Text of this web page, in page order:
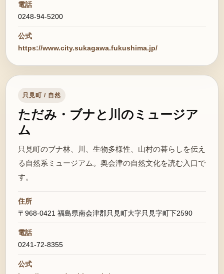
電話
0248-94-5200
公式
https://www.city.sukagawa.fukushima.jp/
只見町 / 自然
ただみ・ブナと川のミュージア
ム
只見町のブナ林、川、生物多様性、山村の暮らしを伝え
る自然系ミュージアム。奥会津の自然文化を読む入口で
す。
住所
〒968-0421 福島県南会津郡只見町大字只見字町下2590
電話
0241-72-8355
公式